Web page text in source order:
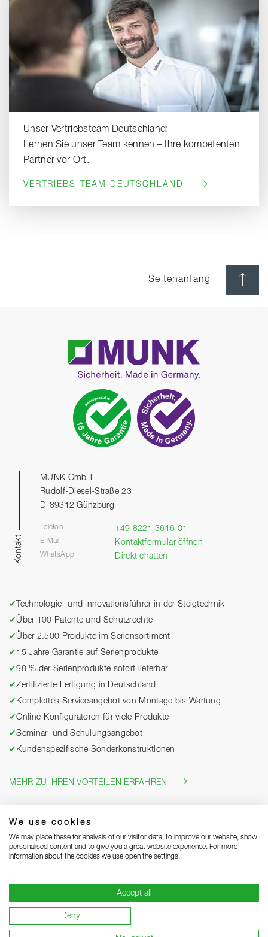
We use cookies
We may place these for analysis of our visitor data, to improve our website, show
personalised content and to give you a great website experience. For more
information about the cookies we use open the settings.
Accept all
Deny
Unser Vertriebsteam Deutschland:
Lernen Sie unser Team kennen – Ihre kompetenten
Partner vor Ort.
VERTRIEBS-TEAM DEUTSCHLAND
Seitenanfang
Kontakt
MUNK GmbH
Rudolf-Diesel-Straße 23
D-89312 Günzburg
Telefon +49 8221 3616 01
E-Mail Kontaktformular öffnen
WhatsApp Direkt chatten
✔
Technologie- und Innovationsführer in der Steigtechnik
✔ Über 100 Patente und Schutzrechte
✔ Über 2.500 Produkte im Seriensortiment
✔ 15 Jahre Garantie auf Serienprodukte
✔98 % der Serienprodukte sofort lieferbar
✔Zertifizierte Fertigung in Deutschland
✔ Komplettes Serviceangebot von Montage bis Wartung
✔Online-Konfiguratoren für viele Produkte
✔Seminar- und Schulungsangebot
✔ Kundenspezifische Sonderkonstruktionen
MEHR ZU IHREN VORTEILEN ERFAHREN
Impressum Datenschutz
Lieferhinweise Garantiebedingungen Lieferant werden